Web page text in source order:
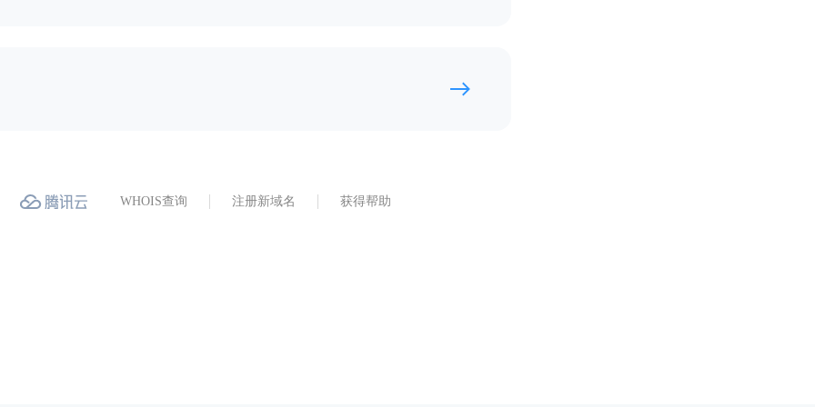
WHOIS查询 注册新域名 获得帮助